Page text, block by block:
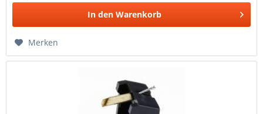
In den Warenkorb
Merken